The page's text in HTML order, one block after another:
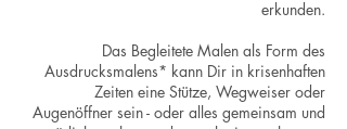
erkunden.
Das Begleitete Malen als Form des
Ausdrucksmalens* kann Dir in krisenhaften
Zeiten eine Stütze, Wegweiser oder
Augenöffner sein - oder alles gemeinsam und